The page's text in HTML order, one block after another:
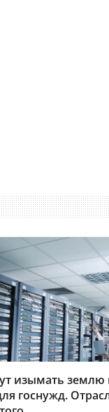
изымать землю
госнужд.